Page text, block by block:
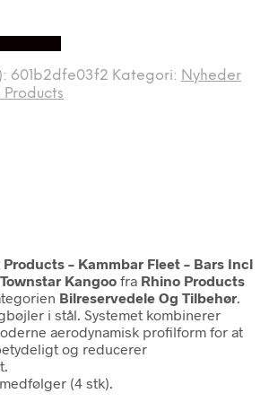
601b2dfe03f2 Kategori: Nyheder
Products
Products – Kammbar Fleet – Bars Incl
Kangoo fra Rhino Products
Bilreservedele Og Tilbehør.
i stål. Systemet kombinerer
aerodynamisk profilform for at
og reducerer
(4 stk).